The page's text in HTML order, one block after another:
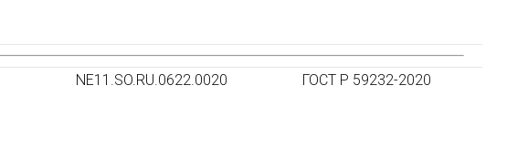
NE11.SO.RU.0622.0020 ГОСТ Р 59232-2020